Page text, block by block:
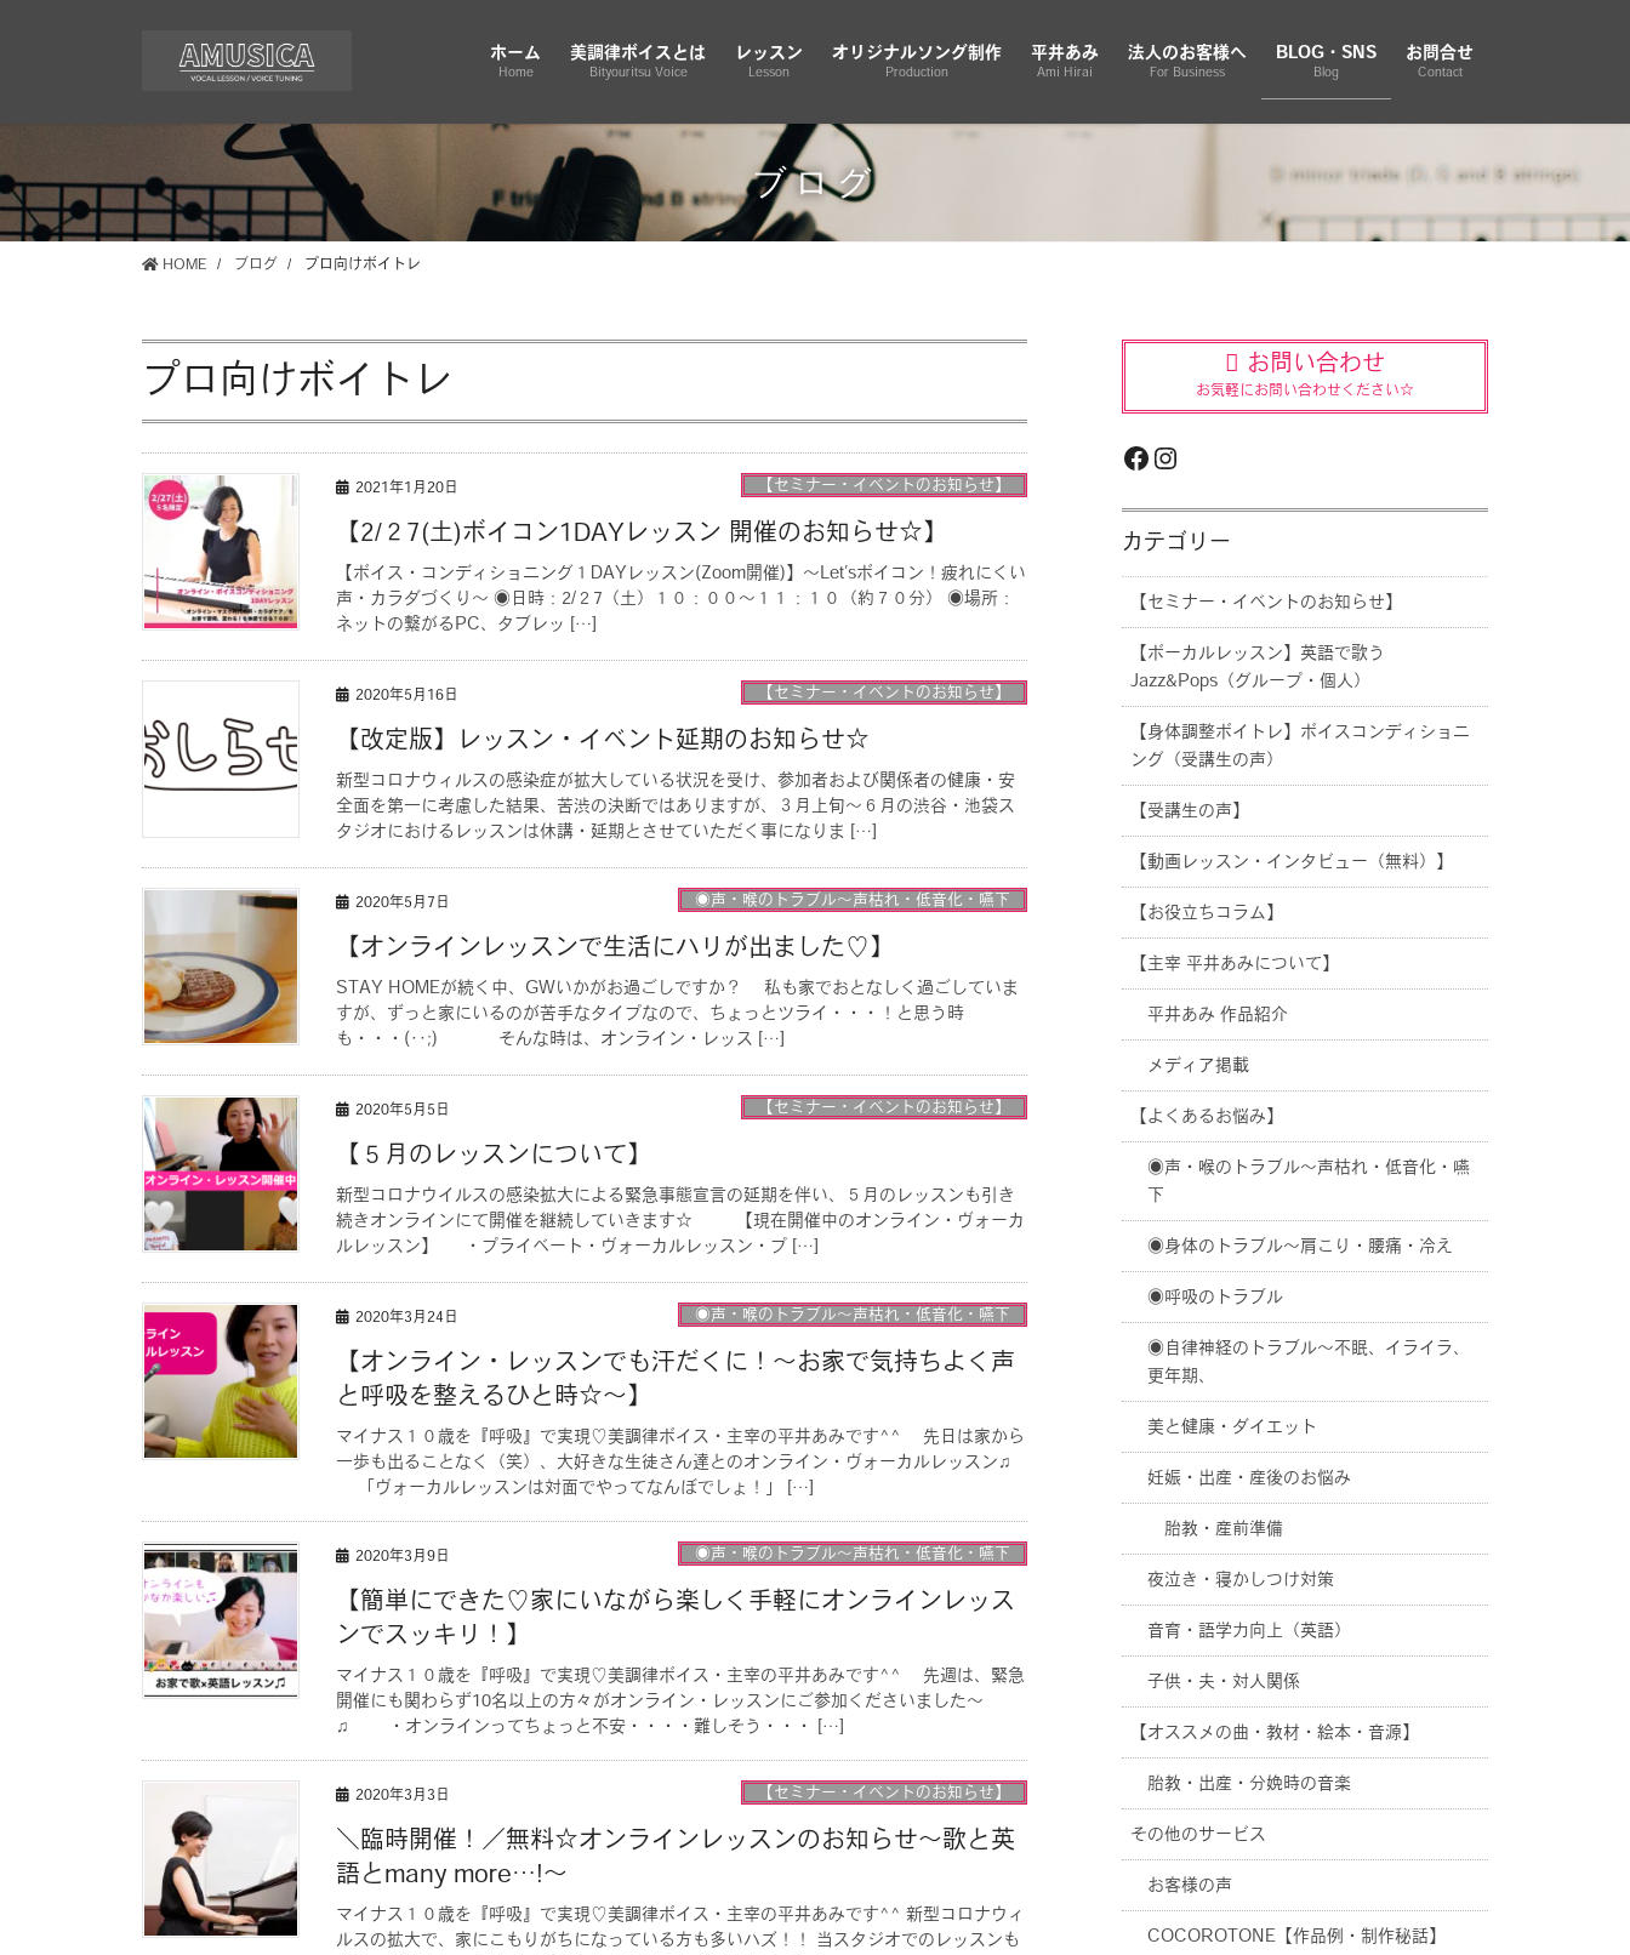
移
動
ン
に
移
ホーム
Home
美調律ボイスとは
Bityouritsu Voice
レッスン
Lesson
オリジナルソング制作
Production
平井あみ
Ami Hirai
法人のお客様へ
For Business
BLOG・SNS
Blog
お問合せ
Contact
ブログ
HOME ブログ プロ向けボイトレ
プロ向けボイトレ
2021年1月20日 【セミナー・イベントのお知らせ】
【2/２7(土)ボイコン1DAYレッスン 開催のお知らせ☆】
【ボイス・コンディショニング１DAYレッスン(Zoom開催)】〜Let’sボイコン！疲れにくい
声・カラダづくり〜 ◉日時：2/２7（土）１０：００〜１１：１０（約７０分） ◉場所：
ネットの繋がるPC、タブレッ […]
2020年5月16日 【セミナー・イベントのお知らせ】
【改定版】レッスン・イベント延期のお知らせ☆
新型コロナウィルスの感染症が拡大している状況を受け、参加者および関係者の健康・安
全面を第一に考慮した結果、苦渋の決断ではありますが、３月上旬〜６月の渋谷・池袋ス
タジオにおけるレッスンは休講・延期とさせていただく事になりま […]
2020年5月7日 ◉声・喉のトラブル〜声枯れ・低音化・嚥下
【オンラインレッスンで生活にハリが出ました♡】
STAY HOMEが続く中、GWいかがお過ごしですか？ 私も家でおとなしく過ごしていま
すが、ずっと家にいるのが苦手なタイプなので、ちょっとツライ・・・！と思う時
も・・・(･･;) そんな時は、オンライン・レッス […]
2020年5月5日 【セミナー・イベントのお知らせ】
【５月のレッスンについて】
新型コロナウイルスの感染拡大による緊急事態宣言の延期を伴い、５月のレッスンも引き
続きオンラインにて開催を継続していきます☆ 【現在開催中のオンライン・ヴォーカ
ルレッスン】 ・プライベート・ヴォーカルレッスン・プ […]
2020年3月24日 ◉声・喉のトラブル〜声枯れ・低音化・嚥下
【オンライン・レッスンでも汗だくに！〜お家で気持ちよく声
と呼吸を整えるひと時☆〜】
マイナス１０歳を『呼吸』で実現♡美調律ボイス・主宰の平井あみです^^ 先日は家から
一歩も出ることなく（笑）、大好きな生徒さん達とのオンライン・ヴォーカルレッスン♫
「ヴォーカルレッスンは対面でやってなんぼでしょ！」 […]
2020年3月9日 ◉声・喉のトラブル〜声枯れ・低音化・嚥下
【簡単にできた♡家にいながら楽しく手軽にオンラインレッス
ンでスッキリ！】
マイナス１０歳を『呼吸』で実現♡美調律ボイス・主宰の平井あみです^^ 先週は、緊急
開催にも関わらず10名以上の方々がオンライン・レッスンにご参加くださいました〜
♫ ・オンラインってちょっと不安・・・・難しそう・・・ […]
2020年3月3日 【セミナー・イベントのお知らせ】
＼臨時開催！／無料☆オンラインレッスンのお知らせ〜歌と英
語とmany more…!〜
マイナス１０歳を『呼吸』で実現♡美調律ボイス・主宰の平井あみです^^ 新型コロナウィ
ルスの拡大で、家にこもりがちになっている方も多いハズ！！ 当スタジオでのレッスンも
お問い合わせ
お気軽にお問い合わせください☆
Facebook
Instagram
カテゴリー
【セミナー・イベントのお知らせ】
【ボーカルレッスン】英語で歌う
Jazz&Pops（グループ・個人）
【身体調整ボイトレ】ボイスコンディショニ
ング（受講生の声）
【受講生の声】
【動画レッスン・インタビュー（無料）】
【お役立ちコラム】
【主宰 平井あみについて】
平井あみ 作品紹介
メディア掲載
【よくあるお悩み】
◉声・喉のトラブル〜声枯れ・低音化・嚥
下
◉身体のトラブル〜肩こり・腰痛・冷え
◉呼吸のトラブル
◉自律神経のトラブル〜不眠、イライラ、
更年期、
美と健康・ダイエット
妊娠・出産・産後のお悩み
胎教・産前準備
夜泣き・寝かしつけ対策
音育・語学力向上（英語）
子供・夫・対人関係
【オススメの曲・教材・絵本・音源】
胎教・出産・分娩時の音楽
その他のサービス
お客様の声
COCOROTONE【作品例・制作秘話】